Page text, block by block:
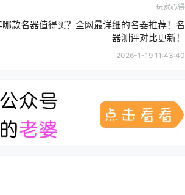
玩家心得
款名器值得买？全网最详细的名器推荐！名
器测评对比更新！
2026-1-19 11:43:40